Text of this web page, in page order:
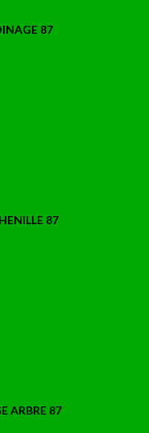
87
87
ARBRE 87